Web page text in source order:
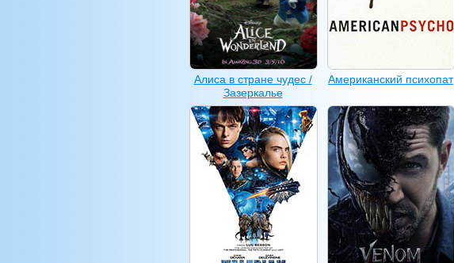
Алиса в стране чудес /
Зазеркалье
Американский психопат